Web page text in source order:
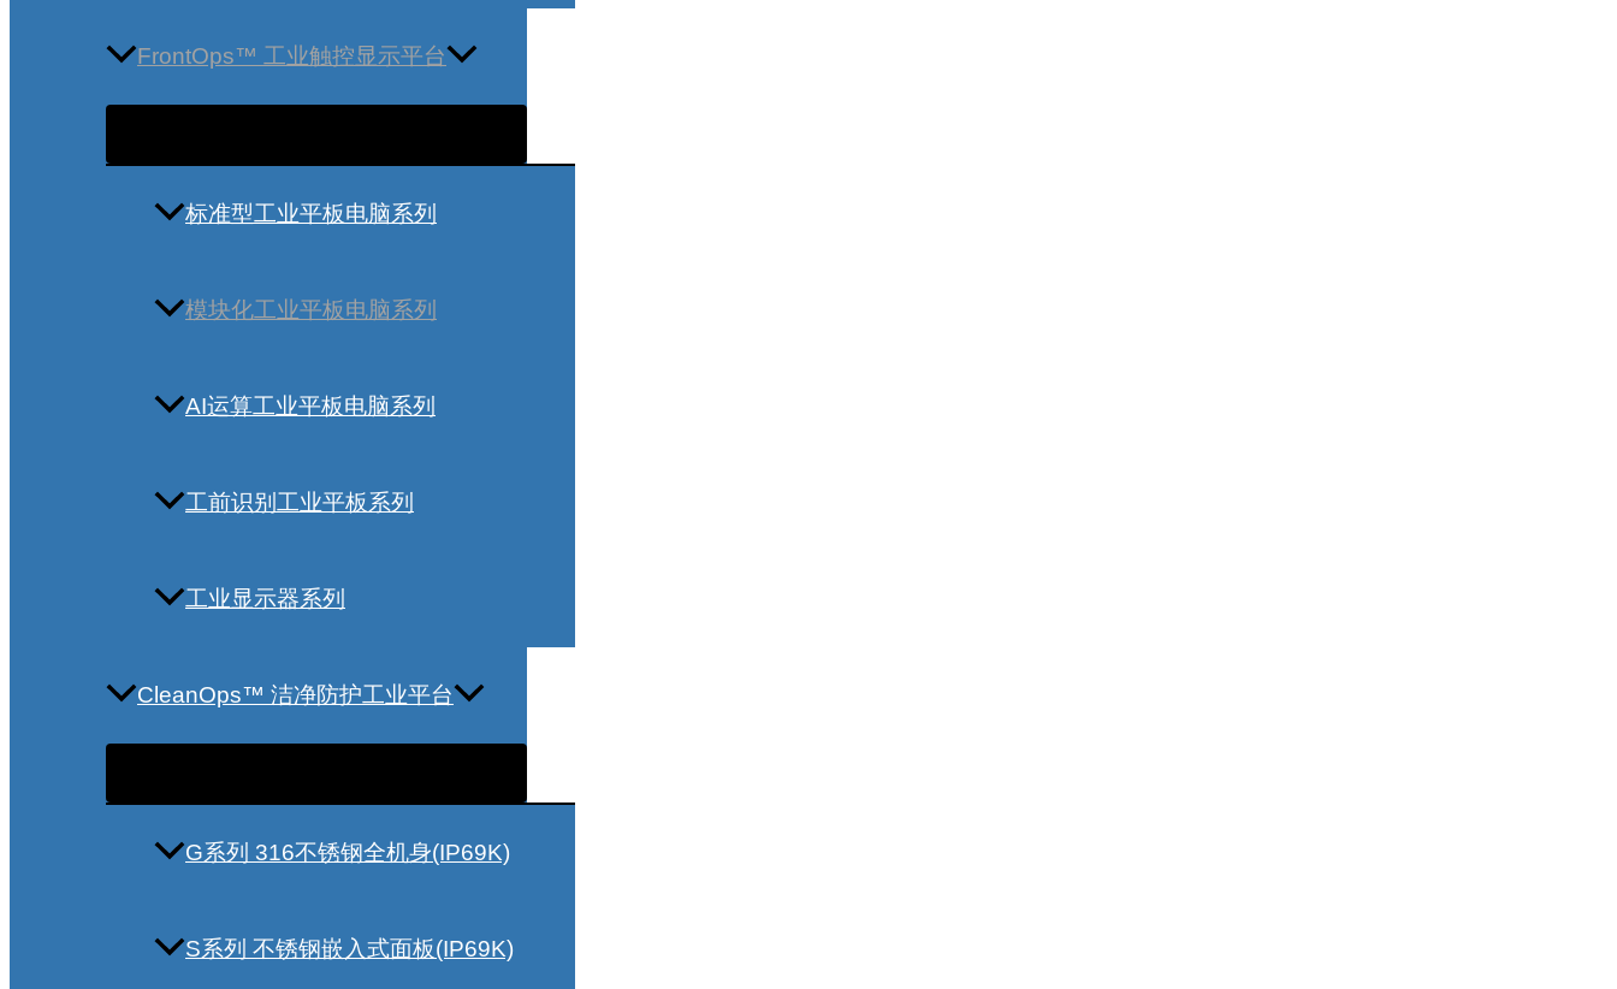
FrontOps™ 工业触控显示平台
标准型工业平板电脑系列
模块化工业平板电脑系列
AI运算工业平板电脑系列
工前识别工业平板系列
工业显示器系列
CleanOps™ 洁净防护工业平台
G系列 316不锈钢全机身(IP69K)
S系列 不锈钢嵌入式面板(IP69K)